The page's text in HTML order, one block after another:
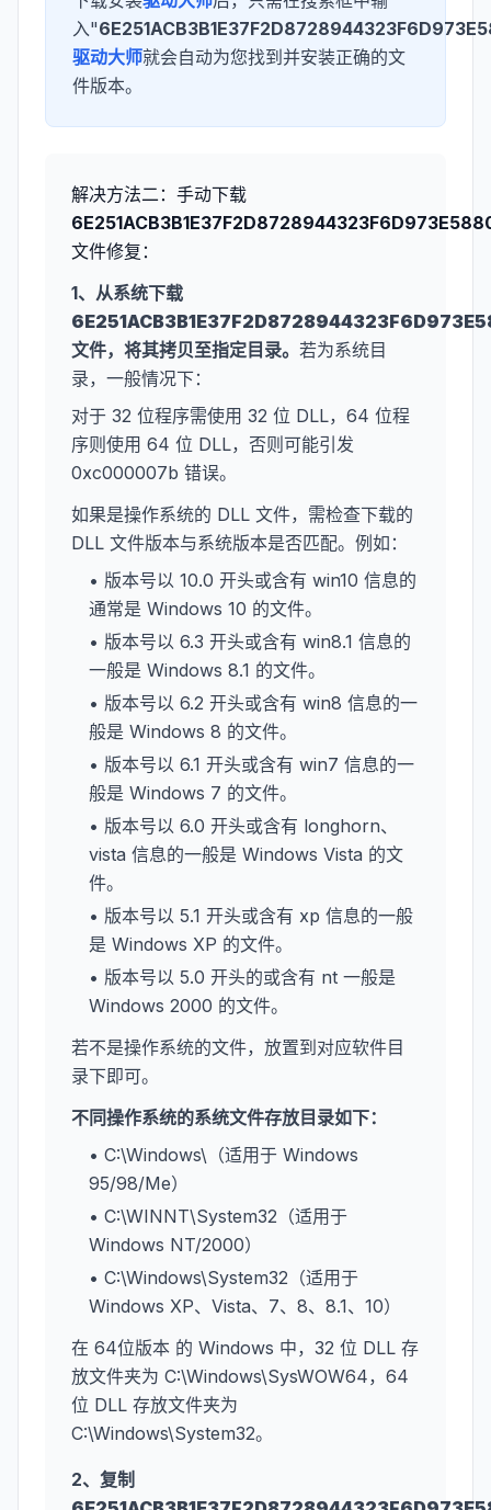
入"
驱动大师就会自动为您找到并安装正确的文
件版本。
解决方法二：手动下载
文件修复：
1、从系统下载
文件，将其拷贝至指定目录。 若为系统目
录，一般情况下：
对于 32 位程序需使用 32 位 DLL，64 位程
序则使用 64 位 DLL，否则可能引发
0xc000007b 错误。
如果是操作系统的 DLL 文件，需检查下载的
DLL 文件版本与系统版本是否匹配。例如：
• 版本号以 10.0 开头或含有 win10 信息的
通常是 Windows 10 的文件。
• 版本号以 6.3 开头或含有 win8.1 信息的
一般是 Windows 8.1 的文件。
• 版本号以 6.2 开头或含有 win8 信息的一
般是 Windows 8 的文件。
• 版本号以 6.1 开头或含有 win7 信息的一
般是 Windows 7 的文件。
• 版本号以 6.0 开头或含有 longhorn、
vista 信息的一般是 Windows Vista 的文
件。
• 版本号以 5.1 开头或含有 xp 信息的一般
是 Windows XP 的文件。
• 版本号以 5.0 开头的或含有 nt 一般是
Windows 2000 的文件。
若不是操作系统的文件，放置到对应软件目
录下即可。
不同操作系统的系统文件存放目录如下：
• C:\Windows\（适用于 Windows
95/98/Me）
• C:\WINNT\System32（适用于
Windows NT/2000）
• C:\Windows\System32（适用于
Windows XP、Vista、7、8、8.1、10）
在 64位版本 的 Windows 中，32 位 DLL 存
放文件夹为 C:\Windows\SysWOW64，64
位 DLL 存放文件夹为
C:\Windows\System32。
2、复制